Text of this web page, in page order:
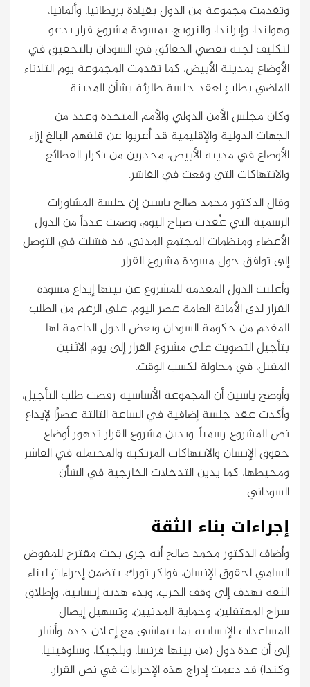
وتقدمت مجموعة من الدول بقيادة بريطانيا، وألمانيا،
وهولندا، وإيرلندا، والنرويج، بمسودة مشروع قرار يدعو
لتكليف لجنة تقصي الحقائق في السودان بالتحقيق في
الأوضاع بمدينة الأبيض، كما تقدمت المجموعة يوم الثلاثاء
الماضي بطلبٍ لعقد جلسة طارئة بشأن المدينة.
وكان مجلس الأمن الدولي والأمم المتحدة وعدد من
الجهات الدولية والإقليمية قد أعربوا عن قلقهم البالغ إزاء
الأوضاع في مدينة الأبيض، محذرين من تكرار الفظائع
والانتهاكات التي وقعت في الفاشر.
وقال الدكتور محمد صالح ياسين إن جلسة المشاورات
الرسمية التي عُقدت صباح اليوم، وضمت عدداً من الدول
الأعضاء ومنظمات المجتمع المدني، قد فشلت في التوصل
إلى توافق حول مسودة مشروع القرار.
وأعلنت الدول المقدمة للمشروع عن نيتها إيداع مسودة
القرار لدى الأمانة العامة عصر اليوم، على الرغم من الطلب
المقدم من حكومة السودان وبعض الدول الداعمة لها
بتأجيل التصويت على مشروع القرار إلى يوم الاثنين
المقبل، في محاولة لكسب الوقت.
وأوضح ياسين أن المجموعة الأساسية رفضت طلب التأجيل،
وأكدت عقد جلسة إضافية في الساعة الثالثة عصرًا لإيداع
نص المشروع رسمياً. ويدين مشروع القرار تدهور أوضاع
حقوق الإنسان والانتهاكات المرتكبة والمحتملة في الفاشر
ومحيطها، كما يدين التدخلات الخارجية في الشأن
السوداني.
إجراءات بناء الثقة
وأضاف الدكتور محمد صالح أنه جرى بحث مقترح للمفوض
السامي لحقوق الإنسان، فولكر تورك، يتضمن إجراءاتٍ لبناء
الثقة تهدف إلى وقف الحرب، وبدء هدنة إنسانية، وإطلاق
سراح المعتقلين، وحماية المدنيين، وتسهيل إيصال
المساعدات الإنسانية بما يتماشى مع إعلان جدة. وأشار
إلى أن عدة دول (من بينها فرنسا، وبلجيكا، وسلوفينيا،
وكندا) قد دعمت إدراج هذه الإجراءات في نص القرار.